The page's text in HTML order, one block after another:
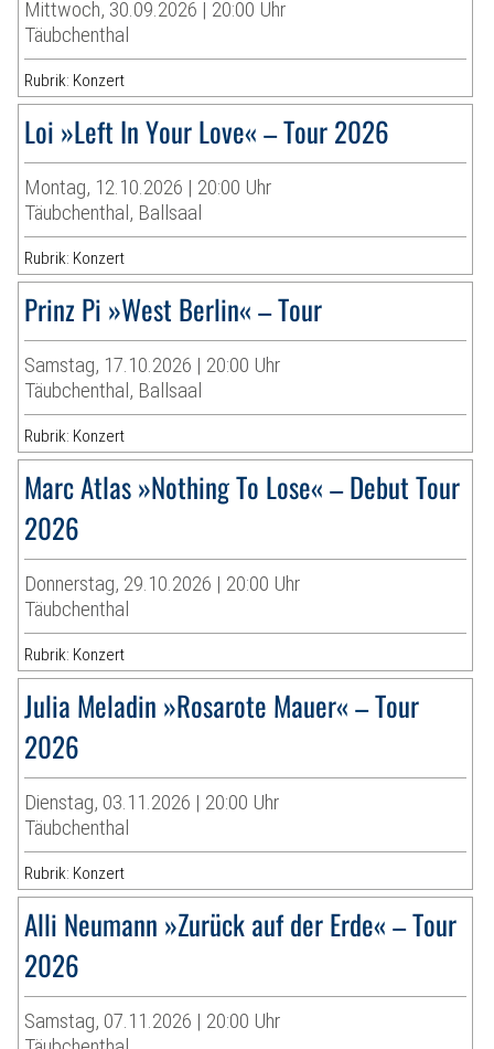
Mittwoch, 30.09.2026 | 20:00 Uhr
Täubchenthal
Rubrik: Konzert
Loi »Left In Your Love« – Tour 2026
Montag, 12.10.2026 | 20:00 Uhr
Täubchenthal, Ballsaal
Rubrik: Konzert
Prinz Pi »West Berlin« – Tour
Samstag, 17.10.2026 | 20:00 Uhr
Täubchenthal, Ballsaal
Rubrik: Konzert
Marc Atlas »Nothing To Lose« – Debut Tour
2026
Donnerstag, 29.10.2026 | 20:00 Uhr
Täubchenthal
Rubrik: Konzert
Julia Meladin »Rosarote Mauer« – Tour
2026
Dienstag, 03.11.2026 | 20:00 Uhr
Täubchenthal
Rubrik: Konzert
Alli Neumann »Zurück auf der Erde« – Tour
2026
Samstag, 07.11.2026 | 20:00 Uhr